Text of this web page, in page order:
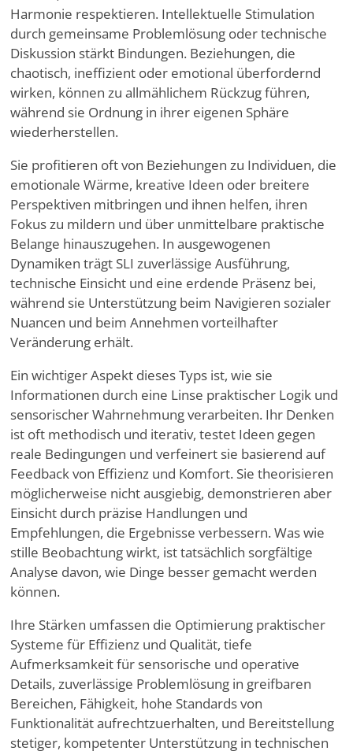
Harmonie respektieren. Intellektuelle Stimulation
durch gemeinsame Problemlösung oder technische
Diskussion stärkt Bindungen. Beziehungen, die
chaotisch, ineffizient oder emotional überfordernd
wirken, können zu allmählichem Rückzug führen,
während sie Ordnung in ihrer eigenen Sphäre
wiederherstellen.
Sie profitieren oft von Beziehungen zu Individuen, die
emotionale Wärme, kreative Ideen oder breitere
Perspektiven mitbringen und ihnen helfen, ihren
Fokus zu mildern und über unmittelbare praktische
Belange hinauszugehen. In ausgewogenen
Dynamiken trägt SLI zuverlässige Ausführung,
technische Einsicht und eine erdende Präsenz bei,
während sie Unterstützung beim Navigieren sozialer
Nuancen und beim Annehmen vorteilhafter
Veränderung erhält.
Ein wichtiger Aspekt dieses Typs ist, wie sie
Informationen durch eine Linse praktischer Logik und
sensorischer Wahrnehmung verarbeiten. Ihr Denken
ist oft methodisch und iterativ, testet Ideen gegen
reale Bedingungen und verfeinert sie basierend auf
Feedback von Effizienz und Komfort. Sie theorisieren
möglicherweise nicht ausgiebig, demonstrieren aber
Einsicht durch präzise Handlungen und
Empfehlungen, die Ergebnisse verbessern. Was wie
stille Beobachtung wirkt, ist tatsächlich sorgfältige
Analyse davon, wie Dinge besser gemacht werden
können.
Ihre Stärken umfassen die Optimierung praktischer
Systeme für Effizienz und Qualität, tiefe
Aufmerksamkeit für sensorische und operative
Details, zuverlässige Problemlösung in greifbaren
Bereichen, Fähigkeit, hohe Standards von
Funktionalität aufrechtzuerhalten, und Bereitstellung
stetiger, kompetenter Unterstützung in technischen